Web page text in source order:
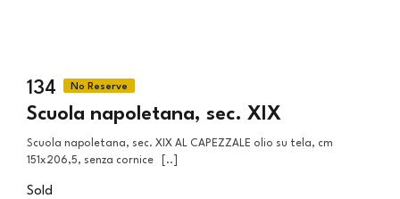
134
Scuola napoletana, sec. XIX
Scuola napoletana, sec. XIX AL CAPEZZALE olio su tela, cm
151x206,5, senza cornice [..]
Sold